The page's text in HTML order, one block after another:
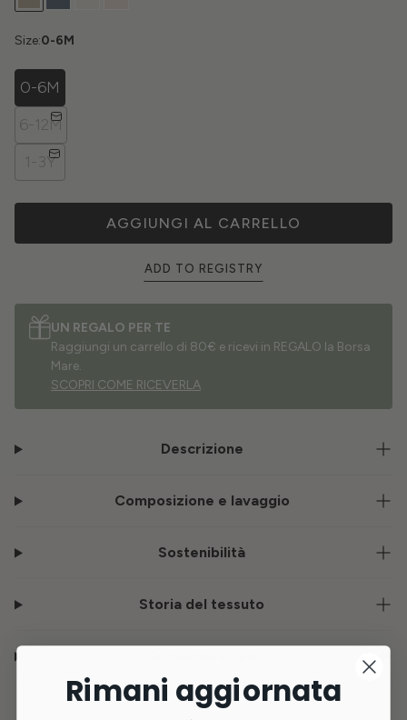
Size:0-6M
0-6M
6-12M
1-3Y
AGGIUNGI AL CARRELLO
ADD TO REGISTRY
UN REGALO PER TE
Raggiungi un carrello di 80€ e ricevi in REGALO la Borsa
Mare.
SCOPRI COME RICEVERLA
Descrizione
Composizione e lavaggio
Sostenibilità
Storia del tessuto
Rimani aggiornata